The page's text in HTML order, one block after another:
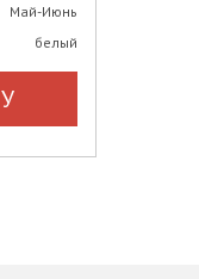
Май-Июнь
белый